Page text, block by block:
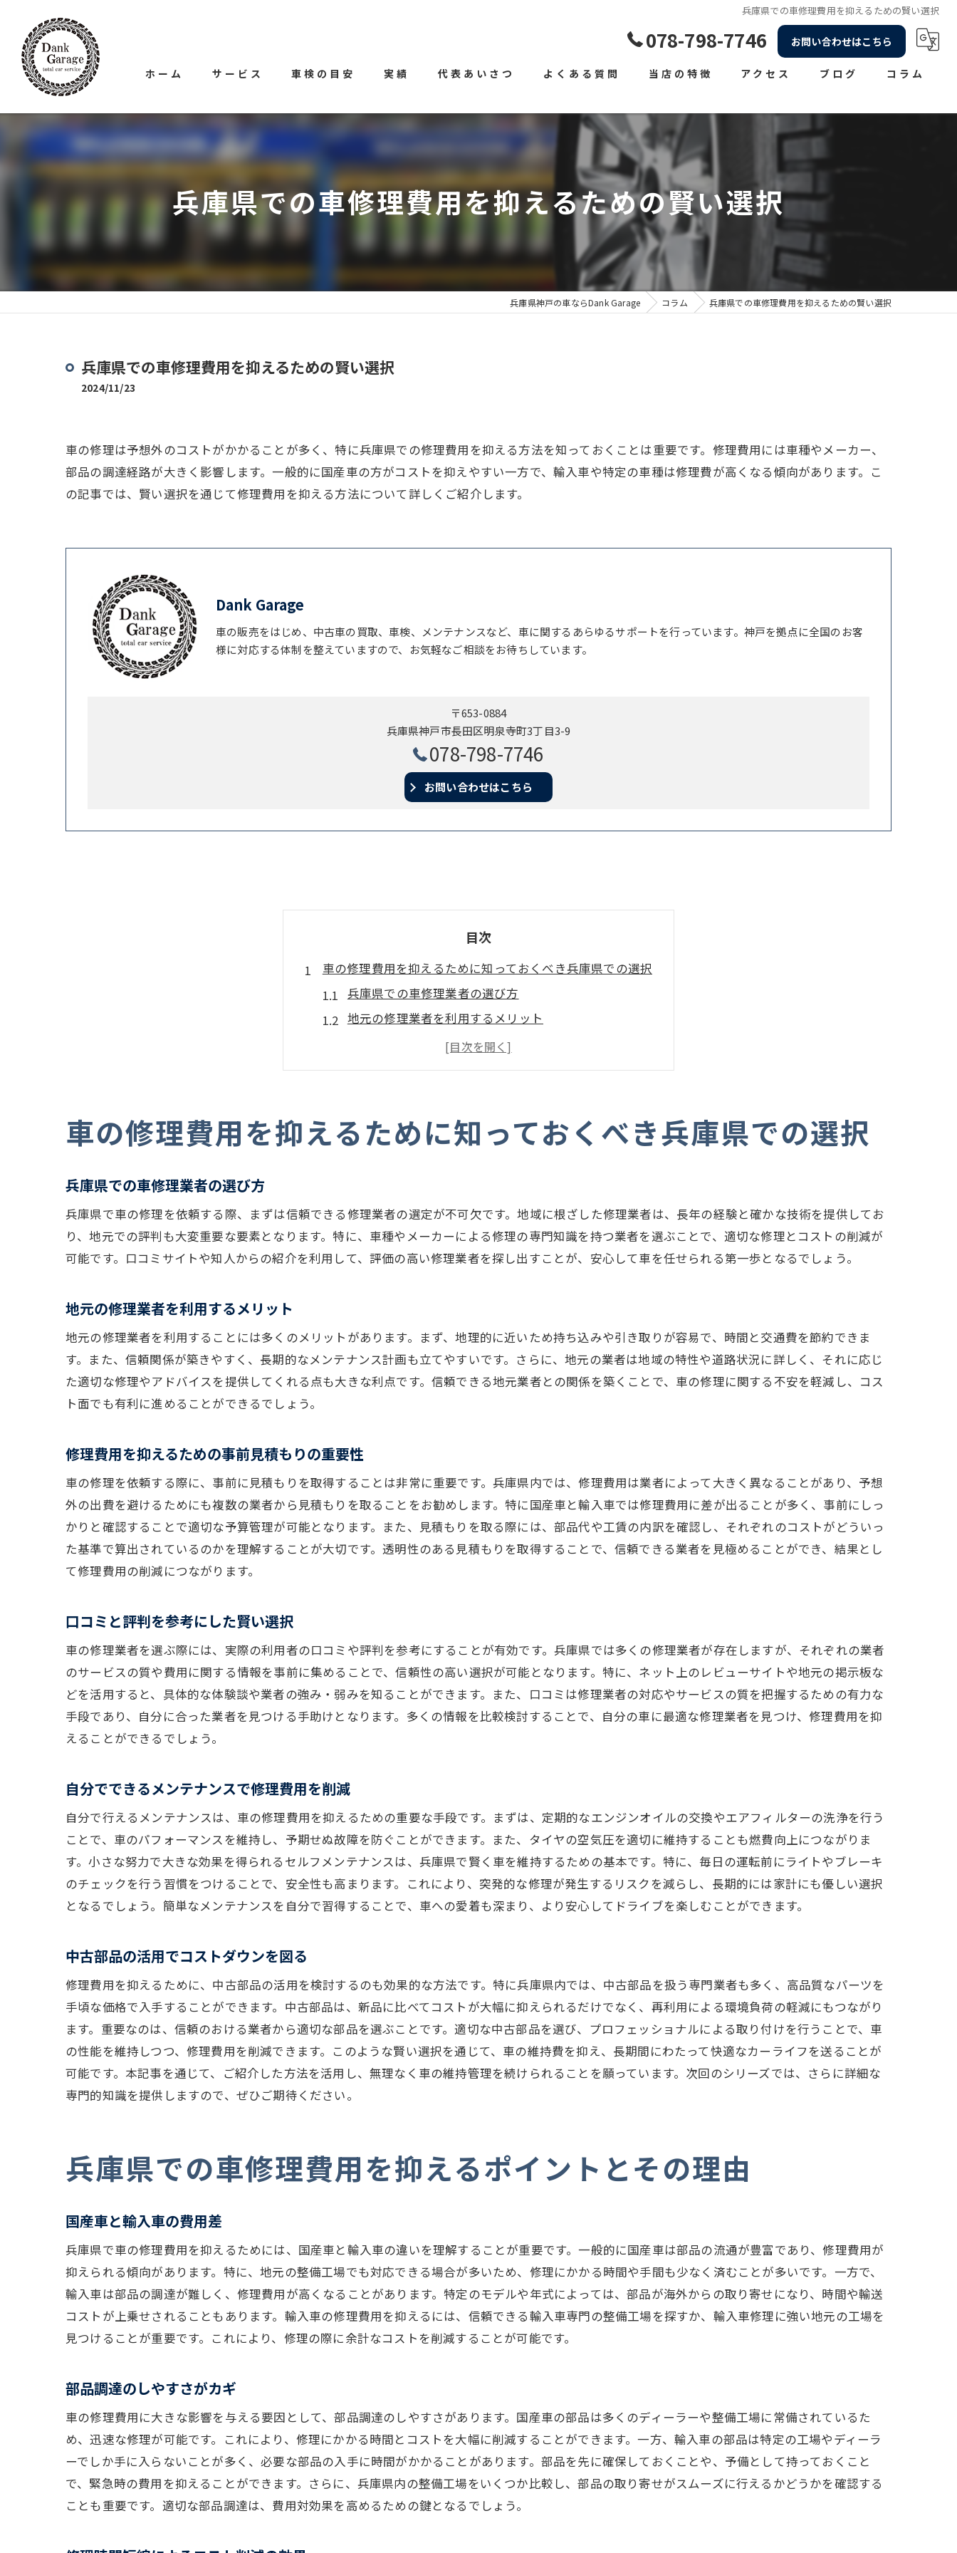
兵庫県での車修理費用を抑えるための賢い選択
078-798-7746 お問い合わせはこちら
ホーム サービス 車検の目安 実績 代表あいさつ よくある質問 当店の特徴
車販売
車検
整備
買取
修理
アクセス ブログ コラム
兵庫県での車修理費用を抑えるための賢い選択
兵庫県神戸の車ならDank Garage コラム 兵庫県での車修理費用を抑えるための賢い選択
兵庫県での車修理費用を抑えるための賢い選択
2024/11/23
車の修理は予想外のコストがかかることが多く、特に兵庫県での修理費用を抑える方法を知っておくことは重要です。修理費用には車種やメーカー、
部品の調達経路が大きく影響します。一般的に国産車の方がコストを抑えやすい一方で、輸入車や特定の車種は修理費が高くなる傾向があります。こ
の記事では、賢い選択を通じて修理費用を抑える方法について詳しくご紹介します。
Dank Garage
車の販売をはじめ、中古車の買取、車検、メンテナンスなど、車に関するあらゆるサポートを行っています。神戸を拠点に全国のお客
様に対応する体制を整えていますので、お気軽なご相談をお待ちしています。
〒653-0884
兵庫県神戸市長田区明泉寺町3丁目3-9
078-798-7746
お問い合わせはこちら
目次
車の修理費用を抑えるために知っておくべき兵庫県での選択
兵庫県での車修理業者の選び方
地元の修理業者を利用するメリット
修理費用を抑えるための事前見積もりの重要性
口コミと評判を参考にした賢い選択
中古部品の活用でコストダウンを図る
兵庫県での車修理費用を抑えるポイントとその理由
修理時間短縮によるコスト削減の効果
兵庫県特有の修理費用傾向
定期点検で未然にトラブルを防ぐ方法
兵庫県での輸入車修理の課題
国産車を選ぶことのメリット
輸入車修理専門店の利用法
ライフスタイルに合った車選びの重要性
車種別兵庫県での修理費用の違いと賢い選択肢
大型車の修理費用を抑える方法
車種選びでのコスト比較のポイント
部品調達が鍵兵庫県での車修理費用を抑える方法
地域密着型の部品調達ネットワーク
リビルト品の選択でコスト削減
オンライン部品購入の利便性
部品の互換性を利用した節約術
予期せぬコストを避ける兵庫県での車修理の賢い選択
修理契約時に注意すべきポイント
予防整備で故障を防ぐ
緊急時対応の準備と心得
修理費用を予測するためのヒント
国産車が有利？兵庫県での車修理費用の現実
国産車と輸入車の修理費用比較
国内メーカーのサポート体制
兵庫県の国産車修理市場の動向
修理保証を賢く使う方法
車検時に修理をまとめる利点
修理費用の計画的な積立方法
地元修理業者との信頼関係構築
環境に配慮した経済的な修理選択
車の修理費用を抑えるために知っておくべき兵庫県での選択
兵庫県での車修理業者の選び方
兵庫県で車の修理を依頼する際、まずは信頼できる修理業者の選定が不可欠です。地域に根ざした修理業者は、長年の経験と確かな技術を提供してお
り、地元での評判も大変重要な要素となります。特に、車種やメーカーによる修理の専門知識を持つ業者を選ぶことで、適切な修理とコストの削減が
可能です。口コミサイトや知人からの紹介を利用して、評価の高い修理業者を探し出すことが、安心して車を任せられる第一歩となるでしょう。
地元の修理業者を利用するメリット
地元の修理業者を利用することには多くのメリットがあります。まず、地理的に近いため持ち込みや引き取りが容易で、時間と交通費を節約できま
す。また、信頼関係が築きやすく、長期的なメンテナンス計画も立てやすいです。さらに、地元の業者は地域の特性や道路状況に詳しく、それに応じ
た適切な修理やアドバイスを提供してくれる点も大きな利点です。信頼できる地元業者との関係を築くことで、車の修理に関する不安を軽減し、コス
ト面でも有利に進めることができるでしょう。
修理費用を抑えるための事前見積もりの重要性
車の修理を依頼する際に、事前に見積もりを取得することは非常に重要です。兵庫県内では、修理費用は業者によって大きく異なることがあり、予想
外の出費を避けるためにも複数の業者から見積もりを取ることをお勧めします。特に国産車と輸入車では修理費用に差が出ることが多く、事前にしっ
かりと確認することで適切な予算管理が可能となります。また、見積もりを取る際には、部品代や工賃の内訳を確認し、それぞれのコストがどういっ
た基準で算出されているのかを理解することが大切です。透明性のある見積もりを取得することで、信頼できる業者を見極めることができ、結果とし
て修理費用の削減につながります。
口コミと評判を参考にした賢い選択
車の修理業者を選ぶ際には、実際の利用者の口コミや評判を参考にすることが有効です。兵庫県では多くの修理業者が存在しますが、それぞれの業者
のサービスの質や費用に関する情報を事前に集めることで、信頼性の高い選択が可能となります。特に、ネット上のレビューサイトや地元の掲示板な
どを活用すると、具体的な体験談や業者の強み・弱みを知ることができます。また、口コミは修理業者の対応やサービスの質を把握するための有力な
手段であり、自分に合った業者を見つける手助けとなります。多くの情報を比較検討することで、自分の車に最適な修理業者を見つけ、修理費用を抑
えることができるでしょう。
自分でできるメンテナンスで修理費用を削減
自分で行えるメンテナンスは、車の修理費用を抑えるための重要な手段です。まずは、定期的なエンジンオイルの交換やエアフィルターの洗浄を行う
ことで、車のパフォーマンスを維持し、予期せぬ故障を防ぐことができます。また、タイヤの空気圧を適切に維持することも燃費向上につながりま
す。小さな努力で大きな効果を得られるセルフメンテナンスは、兵庫県で賢く車を維持するための基本です。特に、毎日の運転前にライトやブレーキ
のチェックを行う習慣をつけることで、安全性も高まります。これにより、突発的な修理が発生するリスクを減らし、長期的には家計にも優しい選択
となるでしょう。簡単なメンテナンスを自分で習得することで、車への愛着も深まり、より安心してドライブを楽しむことができます。
中古部品の活用でコストダウンを図る
修理費用を抑えるために、中古部品の活用を検討するのも効果的な方法です。特に兵庫県内では、中古部品を扱う専門業者も多く、高品質なパーツを
手頃な価格で入手することができます。中古部品は、新品に比べてコストが大幅に抑えられるだけでなく、再利用による環境負荷の軽減にもつながり
ます。重要なのは、信頼のおける業者から適切な部品を選ぶことです。適切な中古部品を選び、プロフェッショナルによる取り付けを行うことで、車
の性能を維持しつつ、修理費用を削減できます。このような賢い選択を通じて、車の維持費を抑え、長期間にわたって快適なカーライフを送ることが
可能です。本記事を通じて、ご紹介した方法を活用し、無理なく車の維持管理を続けられることを願っています。次回のシリーズでは、さらに詳細な
専門的知識を提供しますので、ぜひご期待ください。
兵庫県での車修理費用を抑えるポイントとその理由
国産車と輸入車の費用差
兵庫県で車の修理費用を抑えるためには、国産車と輸入車の違いを理解することが重要です。一般的に国産車は部品の流通が豊富であり、修理費用が
抑えられる傾向があります。特に、地元の整備工場でも対応できる場合が多いため、修理にかかる時間や手間も少なく済むことが多いです。一方で、
輸入車は部品の調達が難しく、修理費用が高くなることがあります。特定のモデルや年式によっては、部品が海外からの取り寄せになり、時間や輸送
コストが上乗せされることもあります。輸入車の修理費用を抑えるには、信頼できる輸入車専門の整備工場を探すか、輸入車修理に強い地元の工場を
見つけることが重要です。これにより、修理の際に余計なコストを削減することが可能です。
部品調達のしやすさがカギ
車の修理費用に大きな影響を与える要因として、部品調達のしやすさがあります。国産車の部品は多くのディーラーや整備工場に常備されているた
め、迅速な修理が可能です。これにより、修理にかかる時間とコストを大幅に削減することができます。一方、輸入車の部品は特定の工場やディーラ
ーでしか手に入らないことが多く、必要な部品の入手に時間がかかることがあります。部品を先に確保しておくことや、予備として持っておくこと
で、緊急時の費用を抑えることができます。さらに、兵庫県内の整備工場をいくつか比較し、部品の取り寄せがスムーズに行えるかどうかを確認する
ことも重要です。適切な部品調達は、費用対効果を高めるための鍵となるでしょう。